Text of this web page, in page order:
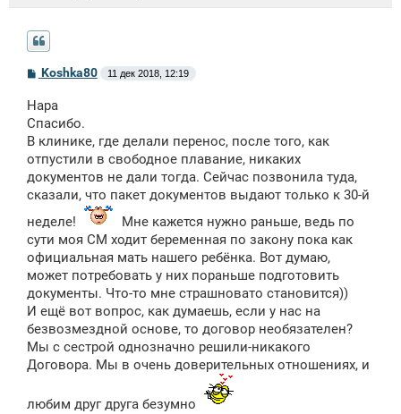
С
б
щ
н
и
Koshka80 11 дек 2018, 12:19
Нара
Спасибо.
В клинике, где делали перенос, после того, как
отпустили в свободное плавание, никаких
документов не дали тогда. Сейчас позвонила туда,
сказали, что пакет документов выдают только к 30-й
неделе!
Мне кажется нужно раньше, ведь по
сути моя СМ ходит беременная по закону пока как
официальная мать нашего ребёнка. Вот думаю,
может потребовать у них пораньше подготовить
документы. Что-то мне страшновато становится))
И ещё вот вопрос, как думаешь, если у нас на
безвозмездной основе, то договор необязателен?
Мы с сестрой однозначно решили-никакого
Договора. Мы в очень доверительных отношениях, и
любим друг друга безумно